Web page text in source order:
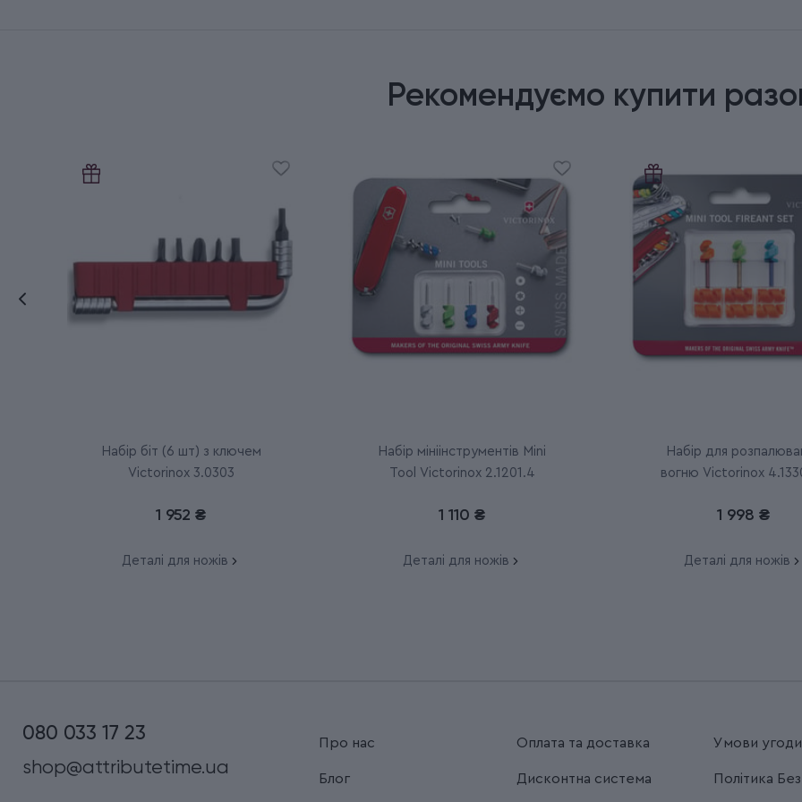
Рекомендуємо купити
Набір біт (6 шт) з ключем
Victorinox 3.0303
1 952 ₴
Деталі для ножів
Набір мініінструментів Mini
Tool Victorinox 2.1201.4
1 110 ₴
Деталі для ножів
Набір для
вогню Victorinox
1 998 ₴
Деталі для ножів
080 033 17 23
shop@attributetime.ua
Про нас
Блог
Оплата та доставка
Дисконтна система
Умови угоди
Політика